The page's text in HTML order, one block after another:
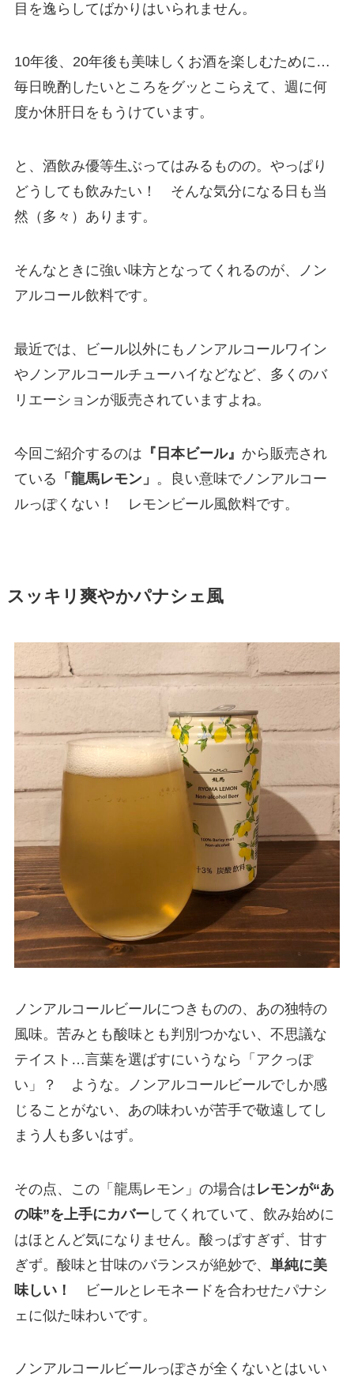
目を逸らしてばかりはいられません。
10年後、20年後も美味しくお酒を楽しむために…
毎日晩酌したいところをグッとこらえて、週に何
度か休肝日をもうけています。
と、酒飲み優等生ぶってはみるものの。やっぱり
どうしても飲みたい！ そんな気分になる日も当
然（多々）あります。
そんなときに強い味方となってくれるのが、ノン
アルコール飲料です。
最近では、ビール以外にもノンアルコールワイン
やノンアルコールチューハイなどなど、多くのバ
リエーションが販売されていますよね。
今回ご紹介するのは 『日本ビール』 から販売され
ている 「龍馬レモン」 。良い意味でノンアルコー
ルっぽくない！ レモンビール風飲料です。
スッキリ爽やかパナシェ風
ノンアルコールビールにつきものの、あの独特の
風味。苦みとも酸味とも判別つかない、不思議な
テイスト…言葉を選ばすにいうなら「アクっぽ
い」？ ような。ノンアルコールビールでしか感
じることがない、あの味わいが苦手で敬遠してし
まう人も多いはず。
その点、この「龍馬レモン」の場合はレモンが“あ
の味”を上手にカバー してくれていて、飲み始めに
はほとんど気になりません。酸っぱすぎず、甘す
ぎず。酸味と甘味のバランスが絶妙で、 単純に美
味しい！
ビールとレモネードを合わせたパナシ
ェに似た味わいです。
ノンアルコールビールっぽさが全くないとはいい